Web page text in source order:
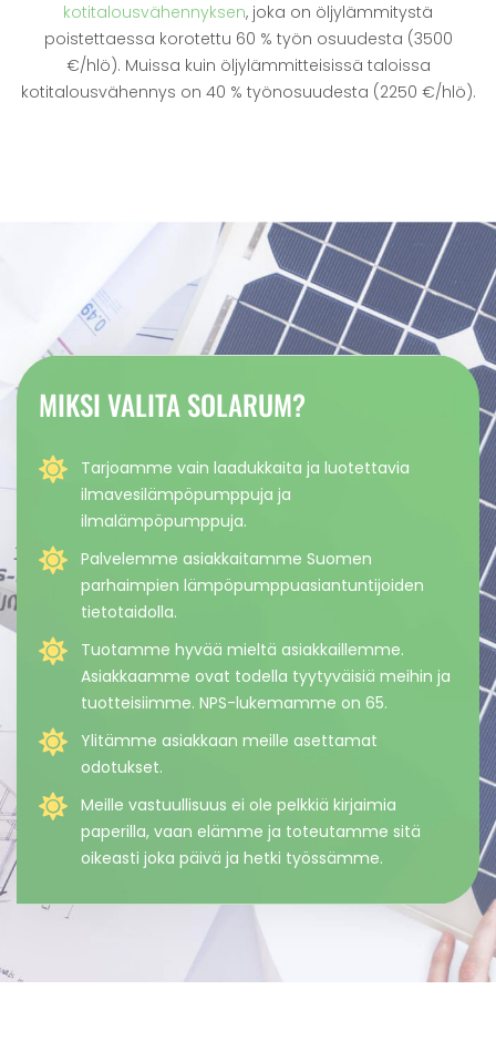
kotitalousvähennyksen, joka on öljylämmitystä
poistettaessa korotettu 60 % työn osuudesta (3500
€/hlö). Muissa kuin öljylämmitteisissä taloissa
kotitalousvähennys on 40 % työnosuudesta (2250 €/hlö).
MIKSI VALITA SOLARUM?
Tarjoamme vain laadukkaita ja luotettavia
ilmavesilämpöpumppuja ja
ilmalämpöpumppuja.
Palvelemme asiakkaitamme Suomen
parhaimpien lämpöpumppuasiantuntijoiden
tietotaidolla.
Tuotamme hyvää mieltä asiakkaillemme.
Asiakkaamme ovat todella tyytyväisiä meihin ja
tuotteisiimme. NPS-lukemamme on 65.
Ylitämme asiakkaan meille asettamat
odotukset.
Meille vastuullisuus ei ole pelkkiä kirjaimia
paperilla, vaan elämme ja toteutamme sitä
oikeasti joka päivä ja hetki työssämme.